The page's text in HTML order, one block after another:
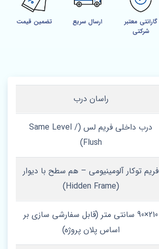
گارانتی معتبر
شرکتی
ارسال سریع تضمین قیمت
راسان درب
درب داخلی فریم‌ لس (Same Level /
Flush)
فریم توکار آلومینیومی – هم‌ سطح با دیوار
(Hidden Frame)
210×90 سانتی‌ متر (قابل سفارشی‌ سازی بر
اساس پلان پروژه)